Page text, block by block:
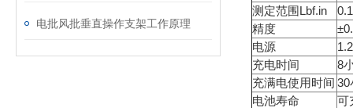
电批风批垂直操作支架工作原理
测定范围Lbf.in
精度
电源
充电时间
8
充满电使用时间 30
电池寿命
可